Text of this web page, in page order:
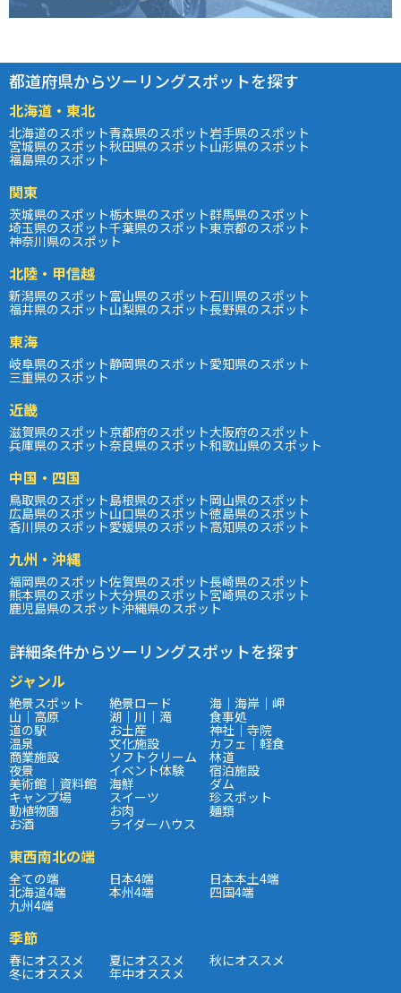
都道府県からツーリングスポットを探す
北海道・東北
北海道のスポット青森県のスポット岩手県のスポット
宮城県のスポット秋田県のスポット山形県のスポット
福島県のスポット
関東
茨城県のスポット栃木県のスポット群馬県のスポット
埼玉県のスポット千葉県のスポット東京都のスポット
神奈川県のスポット
北陸・甲信越
新潟県のスポット富山県のスポット石川県のスポット
福井県のスポット山梨県のスポット長野県のスポット
東海
岐阜県のスポット静岡県のスポット愛知県のスポット
三重県のスポット
近畿
滋賀県のスポット京都府のスポット大阪府のスポット
兵庫県のスポット奈良県のスポット和歌山県のスポット
中国・四国
鳥取県のスポット島根県のスポット岡山県のスポット
広島県のスポット山口県のスポット徳島県のスポット
香川県のスポット愛媛県のスポット高知県のスポット
九州・沖縄
福岡県のスポット佐賀県のスポット長崎県のスポット
熊本県のスポット大分県のスポット宮崎県のスポット
鹿児島県のスポット沖縄県のスポット
詳細条件からツーリングスポットを探す
ジャンル
絶景スポット 絶景ロード 海｜海岸｜岬
山｜高原 湖｜川｜滝 食事処
道の駅 お土産 神社｜寺院
温泉 文化施設 カフェ｜軽食
商業施設 ソフトクリーム 林道
夜景 イベント体験 宿泊施設
美術館｜資料館 海鮮 ダム
キャンプ場 スイーツ 珍スポット
動植物園 お肉 麺類
お酒 ライダーハウス
東西南北の端
全ての端 日本4端 日本本土4端
北海道4端 本州4端 四国4端
九州4端
季節
春にオススメ 夏にオススメ 秋にオススメ
冬にオススメ 年中オススメ